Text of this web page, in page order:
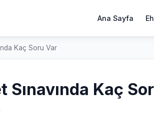
Ana Sayfa
Kaç Soru Var
Sınavında Kaç